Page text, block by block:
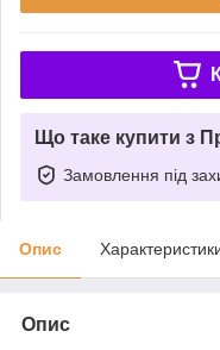
Що таке купити з
Замовлення під
Опис
Опис